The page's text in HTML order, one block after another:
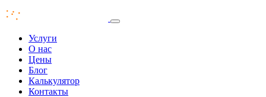
Услуги
О нас
Цены
Блог
Калькулятор
Контакты